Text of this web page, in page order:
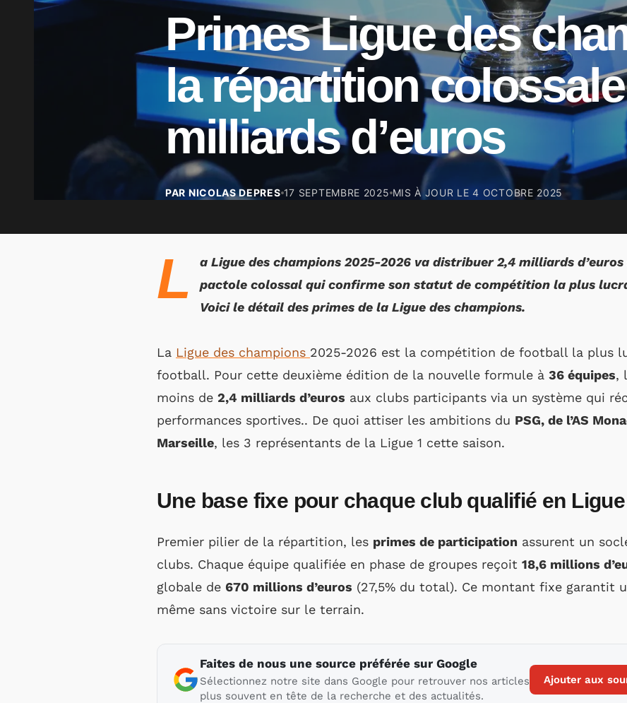
Primes Ligue des
la répartition
milliards d’euros
PAR NICOLAS DEPRES 17 SEPTEMBRE 2025 MIS À JOUR LE4 OCTOBRE 2025
L
a Ligue des champions 2025-2026 va distribuer 2,4 milliards
pactole colossal qui confirme son statut de compétition la plus
Voici le détail des primes de la Ligue des champions.
La Ligue des champions 2025-2026 est la compétition de football la plus
football. Pour cette deuxième édition de la nouvelle formule à 36 équipes,
moins de 2,4 milliards d’euros aux clubs participants via un système qui
performances sportives.. De quoi attiser les ambitions du PSG, de l’AS
Marseille, les 3 représentants de la Ligue 1 cette saison.
Une base fixe pour chaque club qualifié en
Premier pilier de la répartition, les primes de participation assurent un
clubs. Chaque équipe qualifiée en phase de groupes reçoit 18,6 millions
globale de 670 millions d’euros (27,5% du total). Ce montant fixe garantit
même sans victoire sur le terrain.
Faites de nous une source préférée sur Google
Sélectionnez notre site dans Google pour retrouver nos articles
plus souvent en tête de la recherche et des actualités.
Ajouter aux